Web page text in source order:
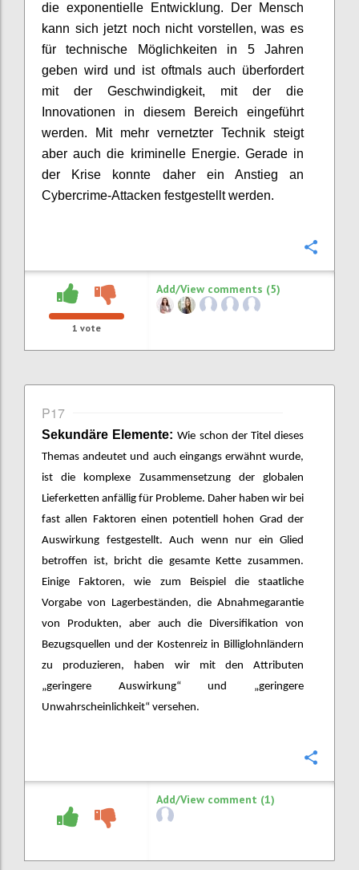
die exponentielle Entwicklung. Der Mensch
kann sich jetzt noch nicht vorstellen, was es
für technische Möglichkeiten in 5 Jahren
geben wird und ist oftmals auch überfordert
mit der Geschwindigkeit, mit der die
Innovationen in diesem Bereich eingeführt
werden. Mit mehr vernetzter Technik steigt
aber auch die kriminelle Energie. Gerade in
der Krise konnte daher ein Anstieg an
Cybercrime-Attacken festgestellt werden.
1 vote
Add/View comments (5)
P17
Sekundäre Elemente:Wie schon der Titel dieses
Themas andeutet und auch eingangs erwähnt wurde,
ist die komplexe Zusammensetzung der globalen
Lieferketten anfällig für Probleme. Daher haben wir bei
fast allen Faktoren einen potentiell hohen Grad der
Auswirkung festgestellt. Auch wenn nur ein Glied
betroffen ist, bricht die gesamte Kette zusammen.
Einige Faktoren, wie zum Beispiel die staatliche
Vorgabe von Lagerbeständen, die Abnahmegarantie
von Produkten, aber auch die Diversifikation von
Bezugsquellen und der Kostenreiz in Billiglohnländern
zu produzieren, haben wir mit den Attributen
„geringere Auswirkung“ und „geringere
Unwahrscheinlichkeit“ versehen.
Add/View comment (1)